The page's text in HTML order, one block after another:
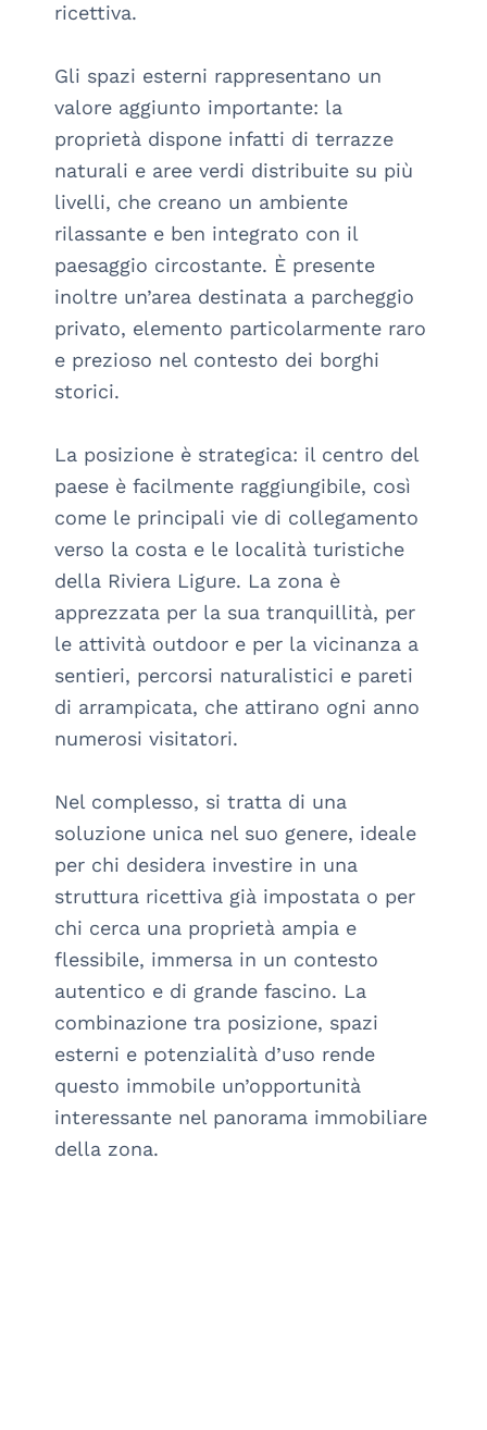
ricettiva.
Gli spazi esterni rappresentano un
valore aggiunto importante: la
proprietà dispone infatti di terrazze
naturali e aree verdi distribuite su più
livelli, che creano un ambiente
rilassante e ben integrato con il
paesaggio circostante. È presente
inoltre un’area destinata a parcheggio
privato, elemento particolarmente raro
e prezioso nel contesto dei borghi
storici.
La posizione è strategica: il centro del
paese è facilmente raggiungibile, così
come le principali vie di collegamento
verso la costa e le località turistiche
della Riviera Ligure. La zona è
apprezzata per la sua tranquillità, per
le attività outdoor e per la vicinanza a
sentieri, percorsi naturalistici e pareti
di arrampicata, che attirano ogni anno
numerosi visitatori.
Nel complesso, si tratta di una
soluzione unica nel suo genere, ideale
per chi desidera investire in una
struttura ricettiva già impostata o per
chi cerca una proprietà ampia e
flessibile, immersa in un contesto
autentico e di grande fascino. La
combinazione tra posizione, spazi
esterni e potenzialità d’uso rende
questo immobile un’opportunità
interessante nel panorama immobiliare
della zona.